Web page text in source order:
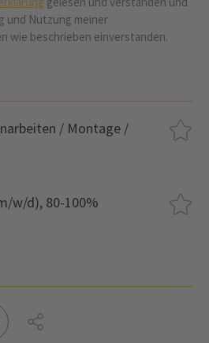
und Nutzung meiner
wie beschrieben einverstanden.
/ Montage /
w/d), 80-100%